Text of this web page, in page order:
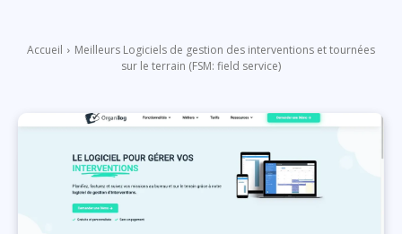
Accueil
Meilleurs Logiciels de gestion des interventions et tournées
sur le terrain (FSM: field service)